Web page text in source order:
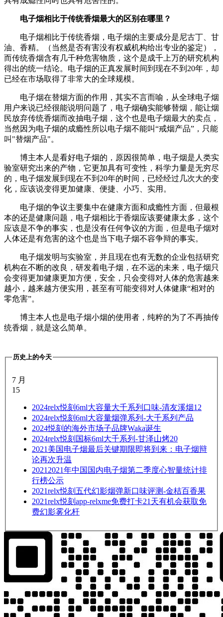
电子烟相比于传统香烟最大的区别在哪里？
电子烟相比于传统香烟，电子烟的主要成分是尼古丁、甘
油、香精。（当然是否有害没有权威机构给出专业的鉴定），
而传统香烟含有几千种危害物质，这个是成千上万的研究机构
得出的统一结论。电子烟的正真发展时间到现在不到20年，却
已经在市场取得了非常大的全球规模。
电子烟在替烟方面的作用，其实不言而喻，从全球电子烟
用户来说已经很能说明问题了，电子烟确实能够替烟，能让烟
民放弃传统香烟而改抽电子烟，这个也是电子烟最大的卖点，
当然因为电子烟的成瘾性所以电子烟不能叫“戒烟产品”，只能
叫"替烟产品"。
博主本人是看好电子烟的，原因很简单，电子烟是人类实
验室研究出来的产物，它更加具有可变性，科学力量是无穷尽
的，电子烟发展到现在不到20年的时间，已经经过几次大的变
化，应该说变得更加健康、便捷、小巧、实用。
电子烟的争议主要集中在健康方面和成瘾性方面，但最根
本的还是健康问题，电子烟相比于香烟应该要健康太多，这个
应该是不争的事实，也是没有任何争议的方面，但是电子烟对
人体还是有危害的这个也是当下电子烟不容争辩的事实。
电子烟发明与实验室，并且现在也有无数的企业包括研究
机构在不断的改良，研发着电子烟，在不远的未来，电子烟只
会变得更加健康更加方便，安全，只会变得对人体的危害越来
越小，越来越方便实用，甚至有可能变得对人体健康“相对的
零危害”。
博主本人也是电子烟小烟的使用者，纯粹的为了不再抽传
统香烟，就是这么简单。
历史上的今天
7 月
15
2024relx悦刻6ml大容量大千系列口味-清友溪烟12
2024relx悦刻6ml大容量烟弹系列-大千系列产品
2024悦刻的海外市场子品牌Waka诞生
2024relx悦刻国标6ml大千系列-甘泽山烤20
2021 美国电子烟最后关键期限即将到来：电子烟辩
论再次升温
2021 2021年中国国内电子烟第二季度心智量统计排
行榜公示
2021relx悦刻五代幻影烟弹新口味评测-金桔百香果
2021relx悦刻app-relxme免费打卡21天有机会获取免
费幻影雾化杆